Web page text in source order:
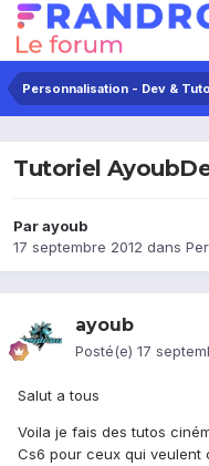
Personnalisation - Dev &
Tutoriel
Parayoub
17 septembre 2012 dans
ayoub
Posté(e) 17
Salut a tous
Voila je fais des tutos
Cs6 pour ceux qui veulent